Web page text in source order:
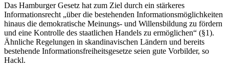
Das Hamburger Gesetz hat zum Ziel durch ein stärkeres
Informationsrecht „über die bestehenden Informationsmöglichkeiten
hinaus die demokratische Meinungs- und Willensbildung zu fördern
und eine Kontrolle des staatlichen Handels zu ermöglichen“ (§1).
Ähnliche Regelungen in skandinavischen Ländern und bereits
bestehende Informationsfreiheitsgesetze seien gute Vorbilder, so
Hackl.